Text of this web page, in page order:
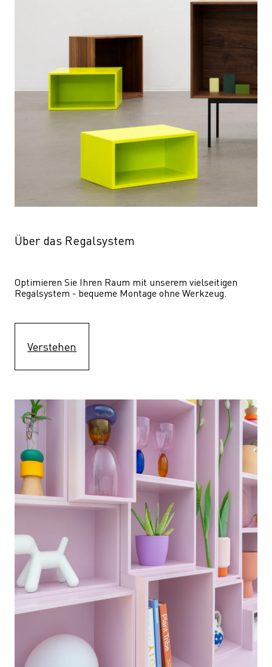
Über das Regalsystem
Optimieren Sie Ihren Raum mit unserem vielseitigen
Regalsystem - bequeme Montage ohne Werkzeug.
Verstehen